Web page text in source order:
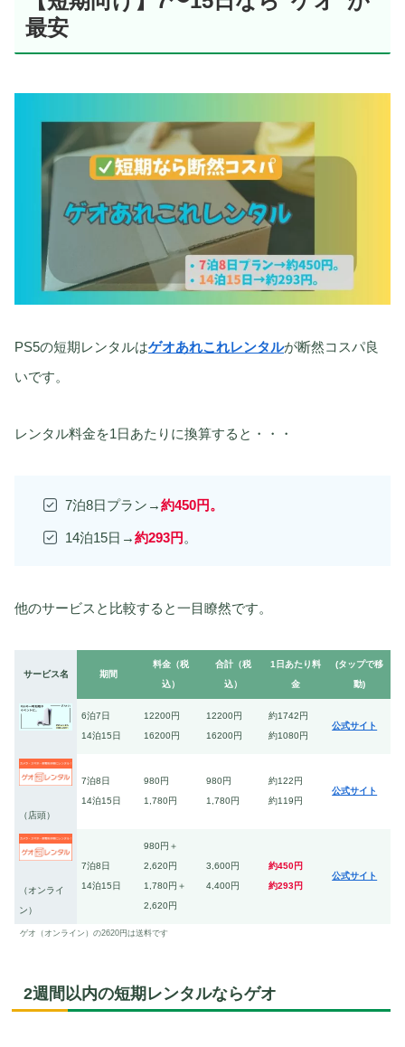
最安
PS5の短期レンタルはゲオあれこれレンタルが断然コスパ良
いです。
レンタル料金を1日あたりに換算すると・・・
7泊8日プラン→約450円。
14泊15日→約293円 。
他のサービスと比較すると一目瞭然です。
サービス名 期間
料金（税
込）
合計（税
込）
1日あたり料
金
(タップで移
動)
6泊7日
14泊15日
12200円
16200円
12200円
16200円
約1742円
約1080円
公式サイト
（店頭）
7泊8日
14泊15日
980円
1,780円
980円
1,780円
約122円
約119円
公式サイト
（オンライ
ン）
7泊8日
14泊15日
980円＋
2,620円
1,780円＋
2,620円
3,600円
4,400円
約450円
約293円
公式サイト
ゲオ（オンライン）の2620円は送料です
2週間以内の短期レンタルならゲオ